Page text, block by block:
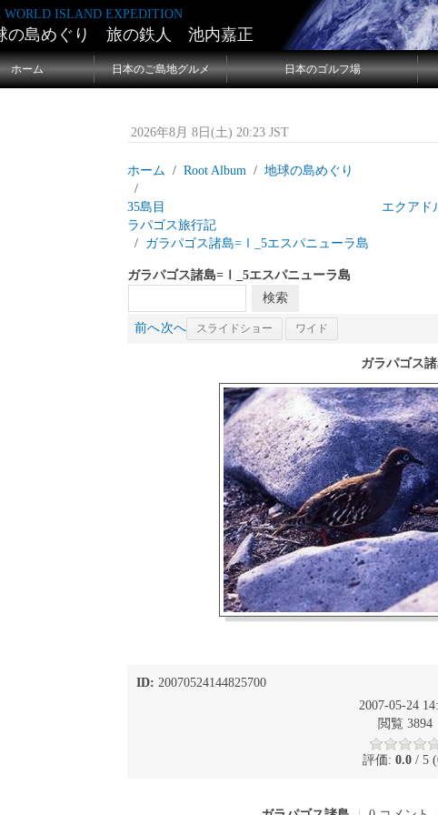
WORLD ISLAND EXPEDITION
の島めぐり 旅の鉄人 池内嘉正
ホーム 日本のご島地グルメ 日本のゴルフ場
2026年8月 8日(土) 20:23 JST
ホーム Root Album 地球の島めぐり
35島目 エクアドル共和国
ラパゴス旅行記
ガラパゴス諸島=Ⅰ_5エスパニューラ島
ガラパゴス諸島=Ⅰ_5エスパニューラ島
前へ次へ スライドショー ワイド
ガラパゴス
ID: 20070524144825700
2007-05-24
閲覧 3894
評価: 0.0 / 5